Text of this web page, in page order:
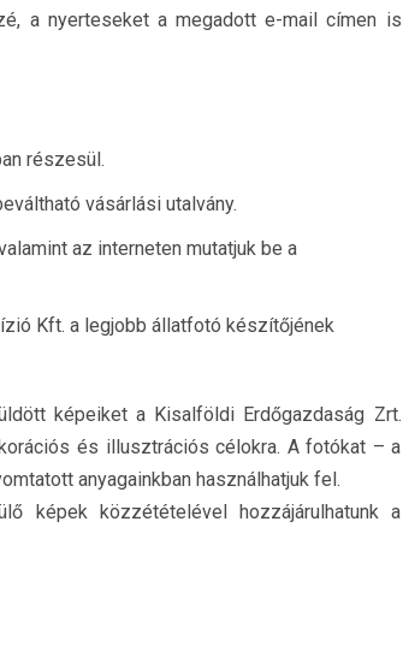
a nyerteseket a megadott e-mail címen is
részesül.
vásárlási utalvány.
az interneten mutatjuk be a
Kft. a legjobb állatfotó készítőjének
képeiket a Kisalföldi Erdőgazdaság Zrt.
és illusztrációs célokra. A fotókat – a
anyagainkban használhatjuk fel.
képek közzétételével hozzájárulhatunk a